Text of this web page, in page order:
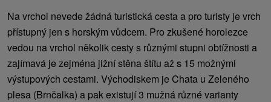
Na vrchol nevede žádná turistická cesta a pro turisty je vrch
přístupný jen s horským vůdcem. Pro zkušené horolezce
vedou na vrchol několik cesty s různými stupni obtížnosti a
zajímavá je zejména jižní stěna štítu až s 15 možnými
výstupových cestami. Východiskem je Chata u Zeleného
plesa (Brnčalka) a pak existují 3 mužná různé varianty